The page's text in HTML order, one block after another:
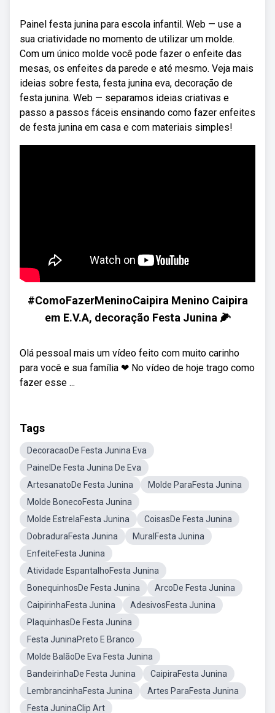
Painel festa junina para escola infantil. Web — use a
sua criatividade no momento de utilizar um molde.
Com um único molde você pode fazer o enfeite das
mesas, os enfeites da parede e até mesmo. Veja mais
ideias sobre festa, festa junina eva, decoração de
festa junina. Web — separamos ideias criativas e
passo a passos fáceis ensinando como fazer enfeites
de festa junina em casa e com materiais simples!
#ComoFazerMeninoCaipira Menino Caipira
em E.V.A, decoração Festa Junina 🌽
Olá pessoal mais um vídeo feito com muito carinho
para você e sua família ❤ No vídeo de hoje trago como
fazer esse ...
Tags
DecoracaoDe Festa Junina Eva
PainelDe Festa Junina De Eva
ArtesanatoDe Festa Junina
Molde ParaFesta Junina
Molde BonecoFesta Junina
Molde EstrelaFesta Junina
CoisasDe Festa Junina
DobraduraFesta Junina
MuralFesta Junina
EnfeiteFesta Junina
Atividade EspantalhoFesta Junina
BonequinhosDe Festa Junina
ArcoDe Festa Junina
CaipirinhaFesta Junina
AdesivosFesta Junina
PlaquinhasDe Festa Junina
Festa JuninaPreto E Branco
Molde BalãoDe Eva Festa Junina
BandeirinhaDe Festa Junina
CaipiraFesta Junina
LembrancinhaFesta Junina
Artes ParaFesta Junina
Festa JuninaClip Art